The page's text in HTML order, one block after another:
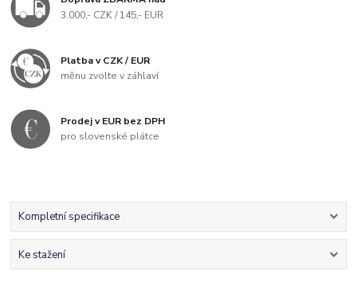
3.000,- CZK / 145,- EUR
Platba v CZK / EUR
měnu zvolte v záhlaví
Prodej v EUR bez DPH
pro slovenské plátce
Kompletní specifikace
Ke stažení